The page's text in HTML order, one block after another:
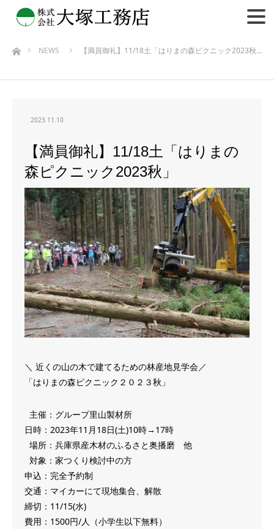
ホームNEWS 【満員御礼】11/18土「はりまの森ピクニック2023秋…
2023.11.10
【満員御礼】11/18土「はりまの
森ピクニック2023秋」
＼ 近くの山の木で建てるための林産地見学会／
「はりまの森ピクニック２０２３秋」
主催：グループ里山製材所
日時：‪2023年11月18日(土)‬10時→17時
場所：兵庫県産木材のふるさと奥播磨 他
対象：家つくり検討中の方
申込：完全予約制
交通：マイカーにて現地集合、解散
締切：11/15(水)
費用：1500円/人（小学生以下無料）